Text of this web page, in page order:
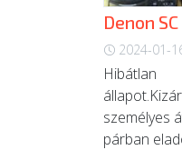
Denon
2024-01-
Hibátlan
személyes
párban